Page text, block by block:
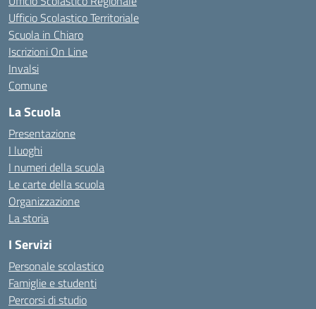
Ufficio Scolastico Territoriale
Scuola in Chiaro
Iscrizioni On Line
Invalsi
Comune
La Scuola
Presentazione
I luoghi
I numeri della scuola
Le carte della scuola
Organizzazione
La storia
I Servizi
Personale scolastico
Famiglie e studenti
Percorsi di studio